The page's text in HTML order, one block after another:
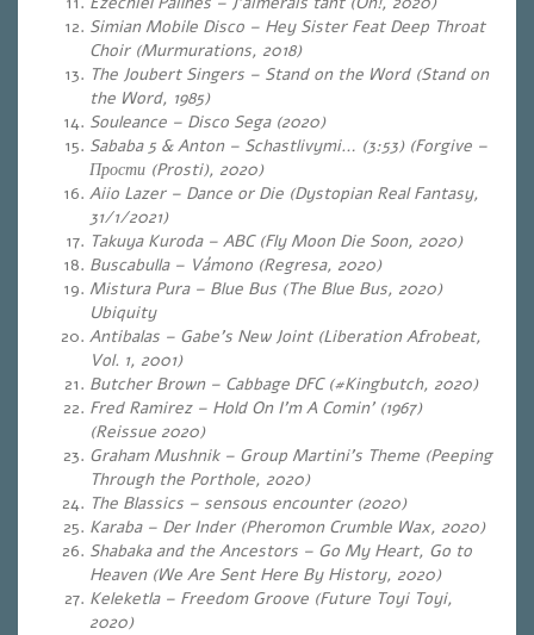
Simian Mobile Disco – Hey Sister Feat Deep Throat
Choir (Murmurations, 2018)
The Joubert Singers – Stand on the Word (Stand on
the Word, 1985)
Souleance – Disco Sega (2020)
Sababa 5 & Anton – Schastlivymi… (3:53) (Forgive –
Прости (Prosti), 2020)
Aiio Lazer – Dance or Die (Dystopian Real Fantasy,
31/1/2021)
Takuya Kuroda – ABC (Fly Moon Die Soon, 2020)
Buscabulla – Vámono (Regresa, 2020)
Mistura Pura – Blue Bus (The Blue Bus, 2020)
Ubiquity
Antibalas – Gabe’s New Joint (Liberation Afrobeat,
Vol. 1, 2001)
Butcher Brown – Cabbage DFC (#Kingbutch, 2020)
Fred Ramirez – Hold On I’m A Comin’ (1967)
(Reissue 2020)
Graham Mushnik – Group Martini’s Theme (Peeping
Through the Porthole, 2020)
The Blassics – sensous encounter (2020)
Karaba – Der Inder (Pheromon Crumble Wax, 2020)
Shabaka and the Ancestors – Go My Heart, Go to
Heaven (We Are Sent Here By History, 2020)
Keleketla – Freedom Groove (Future Toyi Toyi,
2020)